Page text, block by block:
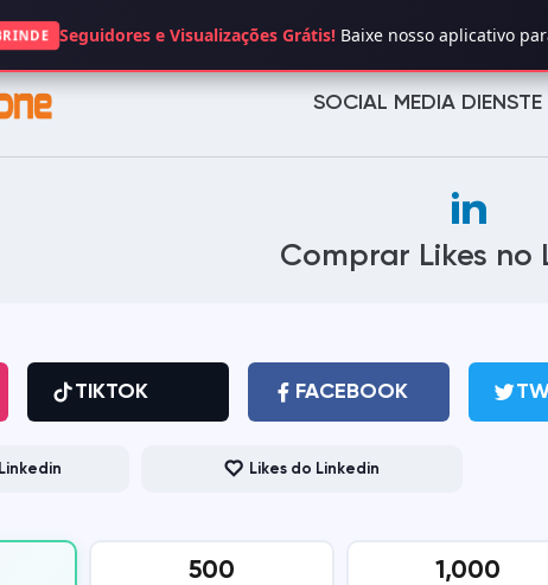
Seguidores e Visualizações Grátis!Baixe nosso aplicativo
SOCIAL MEDIA DIENSTE
TELEGRAM
APP STORE PINTEREST
Comprar Likes no
TIKTOK FACEBOOK
Likes do Linkedin
500 1,000